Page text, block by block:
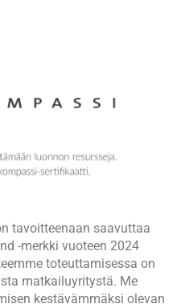
tavoitteenaan saavuttaa
-merkki vuoteen 2024
toteuttamisessa on
matkailuyritystä. Me
kestävämmäksi olevan